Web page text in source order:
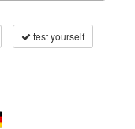
test yourself